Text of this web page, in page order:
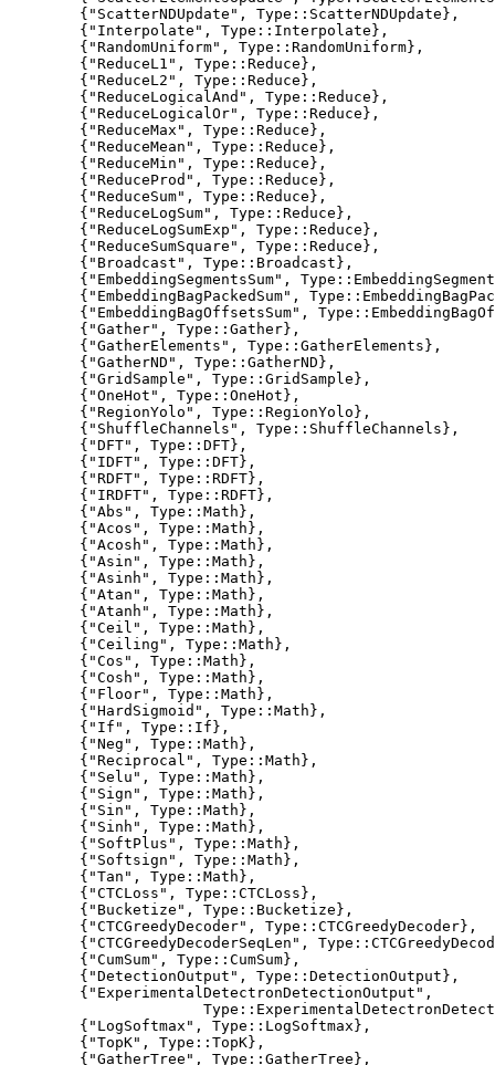
        {"ScatterNDUpdate", Type::ScatterNDUpdate},
        {"Interpolate", Type::Interpolate},
        {"RandomUniform", Type::RandomUniform},
        {"ReduceL1", Type::Reduce},
        {"ReduceL2", Type::Reduce},
        {"ReduceLogicalAnd", Type::Reduce},
        {"ReduceLogicalOr", Type::Reduce},
        {"ReduceMax", Type::Reduce},
        {"ReduceMean", Type::Reduce},
        {"ReduceMin", Type::Reduce},
        {"ReduceProd", Type::Reduce},
        {"ReduceSum", Type::Reduce},
        {"ReduceLogSum", Type::Reduce},
        {"ReduceLogSumExp", Type::Reduce},
        {"ReduceSumSquare", Type::Reduce},
        {"Broadcast", Type::Broadcast},
{"EmbeddingSegmentsSum",
{"EmbeddingBagPackedSum",
{"EmbeddingBagOffsetsSum",
        {"Gather", Type::Gather},
        {"GatherElements", Type::GatherElements},
        {"GatherND", Type::GatherND},
        {"GridSample", Type::GridSample},
        {"OneHot", Type::OneHot},
        {"RegionYolo", Type::RegionYolo},
        {"ShuffleChannels", Type::ShuffleChannels},
        {"DFT", Type::DFT},
        {"IDFT", Type::DFT},
        {"RDFT", Type::RDFT},
        {"IRDFT", Type::RDFT},
        {"Abs", Type::Math},
        {"Acos", Type::Math},
        {"Acosh", Type::Math},
        {"Asin", Type::Math},
        {"Asinh", Type::Math},
        {"Atan", Type::Math},
        {"Atanh", Type::Math},
        {"Ceil", Type::Math},
        {"Ceiling", Type::Math},
        {"Cos", Type::Math},
        {"Cosh", Type::Math},
        {"Floor", Type::Math},
        {"HardSigmoid", Type::Math},
        {"If", Type::If},
        {"Neg", Type::Math},
        {"Reciprocal", Type::Math},
        {"Selu", Type::Math},
        {"Sign", Type::Math},
        {"Sin", Type::Math},
        {"Sinh", Type::Math},
        {"SoftPlus", Type::Math},
        {"Softsign", Type::Math},
        {"Tan", Type::Math},
        {"CTCLoss", Type::CTCLoss},
        {"Bucketize", Type::Bucketize},
        {"CTCGreedyDecoder", Type::CTCGreedyDecoder},
{"CTCGreedyDecoderSeqLen",
        {"CumSum", Type::CumSum},
        {"DetectionOutput", Type::DetectionOutput},
        {"ExperimentalDetectronDetectionOutput",
        {"LogSoftmax", Type::LogSoftmax},
        {"TopK", Type::TopK},
        {"GatherTree", Type::GatherTree},